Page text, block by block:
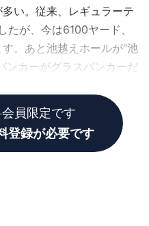
い。従来、レギュラーテ
が、今は6100ヤード、
。あと池越えホールが“池
ンカーがグラスバンカーだ
員限定です
登録が必要です